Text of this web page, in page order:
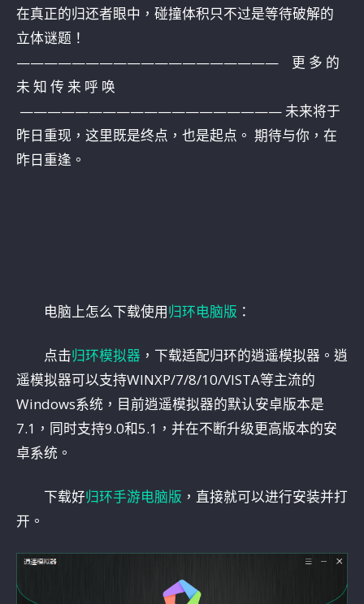
在真正的归还者眼中，碰撞体积只不过是等待破解的
立体谜题！
——————————————————— 更 多 的
未 知 传 来 呼 唤
——————————————————— 未来将于
昨日重现，这里既是终点，也是起点。 期待与你，在
昨日重逢。
电脑上怎么下载使用归环电脑版 ：
点击归环模拟器 ，下载适配归环的逍遥模拟器。逍
遥模拟器可以支持WINXP/7/8/10/VISTA等主流的
Windows系统，目前逍遥模拟器的默认安卓版本是
7.1，同时支持9.0和5.1，并在不断升级更高版本的安
卓系统。
下载好归环手游电脑版 ，直接就可以进行安装并打
开。